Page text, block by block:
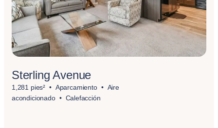
Sterling Avenue
1,281 pies² Aparcamiento
Aire
acondicionado
Calefacción